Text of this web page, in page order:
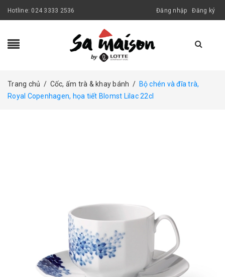
Hotline: 024 3333 2536 Đăng nhập Đăng ký
Trang chủ / Cốc, ấm trà & khay bánh / Bộ chén và đĩa trà,
Royal Copenhagen, họa tiết Blomst Lilac 22cl